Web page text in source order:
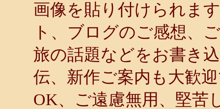
画像を貼り付けられま
ト、ブログのご感想、
旅の話題などをお書き
伝、新作ご案内も大歓
OK、ご遠慮無用、堅苦